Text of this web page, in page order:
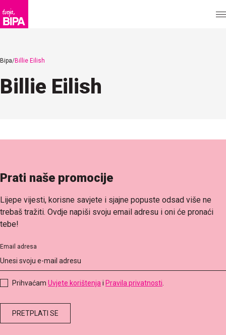
Bipa Billie Eilish
Billie Eilish
Prati naše promocije
Lijepe vijesti, korisne savjete i sjajne popuste odsad više ne
trebaš tražiti. Ovdje napiši svoju email adresu i oni će pronaći
tebe!
Email adresa
Prihvaćam Uvjete korištenja i Pravila privatnosti